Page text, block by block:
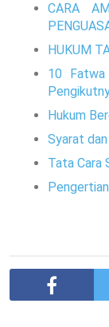
CARA
HUKUM
10 Fatwa
Hukum
Syarat
Tata Cara